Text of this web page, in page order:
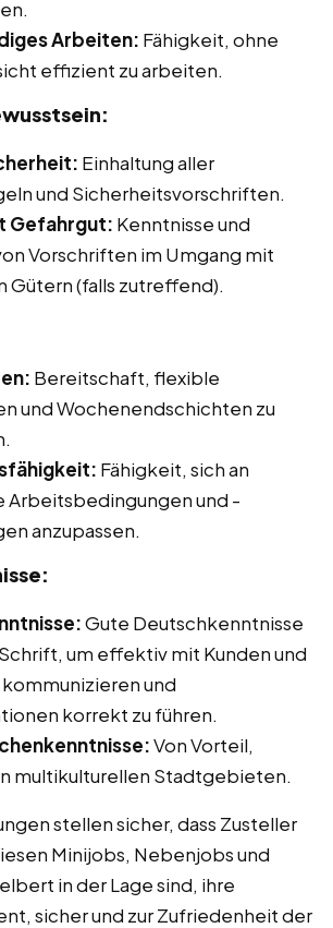
Arbeiten: Fähigkeit, ohne
effizient zu arbeiten.
Einhaltung aller
und Sicherheitsvorschriften.
Gefahrgut: Kenntnisse und
Vorschriften im Umgang mit
Gütern (falls zutreffend).
Bereitschaft, flexible
und Wochenendschichten zu
Fähigkeit, sich an
Arbeitsbedingungen und -
anzupassen.
Gute Deutschkenntnisse
um effektiv mit Kunden und
und
korrekt zu führen.
Von Vorteil,
multikulturellen Stadtgebieten.
stellen sicher, dass Zusteller
Minijobs, Nebenjobs und
in der Lage sind, ihre
sicher und zur Zufriedenheit der